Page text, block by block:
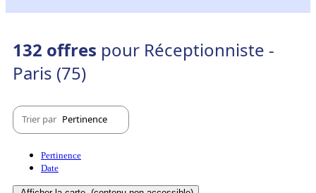
132 offres pour Réceptionniste -
Paris (75)
Trier par Pertinence
Pertinence
Date